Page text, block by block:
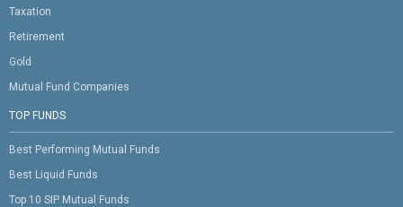
Taxation
Retirement
Gold
Mutual Fund Companies
TOP FUNDS
Best Performing Mutual Funds
Best Liquid Funds
Top 10 SIP Mutual Funds